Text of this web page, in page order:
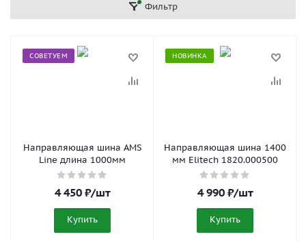
Фильтр
СОВЕТУЕМ
Направляющая шина AMS
Line длина 1000мм
4 450₽/шт
Купить
НОВИНКА
Направляющая шина 1400
мм Elitech 1820.000500
4 990₽/шт
Купить